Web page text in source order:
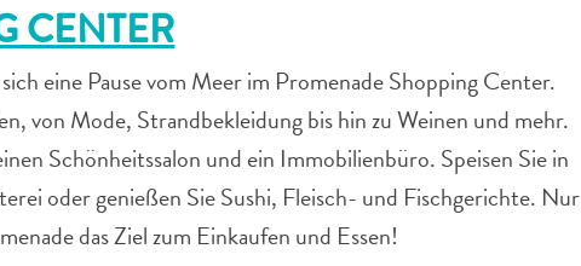
CENTER
eine Pause vom Meer im Promenade Shopping Center.
von Mode, Strandbekleidung bis hin zu Weinen und mehr.
Schönheitssalon und ein Immobilienbüro. Speisen Sie in
oder genießen Sie Sushi, Fleisch- und Fischgerichte. Nur
das Ziel zum Einkaufen und Essen!